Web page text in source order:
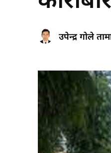
उपेन्द्र गोले